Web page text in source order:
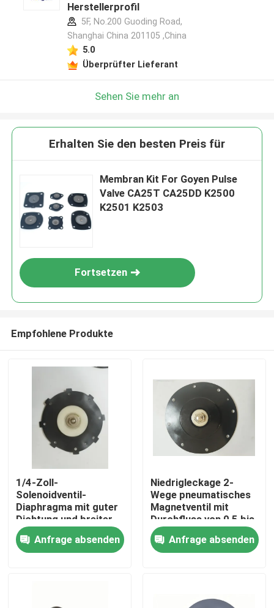
Herstellerprofil
5F, No.200 Guoding Road,
Shanghai China 201105 ,China
5.0
Überprüfter Lieferant
Sehen Sie mehr an
Erhalten Sie den besten Preis für
Membran Kit For Goyen Pulse
Valve CA25T CA25DD K2500
K2501 K2503
Fortsetzen
Empfohlene Produkte
1/4-Zoll-
Solenoidventil-
Diaphragma mit guter
Dichtung und breiter
Verbindung
Größenbereich 1/4-
Zoll bis 2-Zoll für
Anfrage absenden
Niedrigleckage 2-
Wege pneumatisches
Magnetventil mit
Durchfluss von 0,5 bis
5 Lmin im
pneumatischen
System
Anfrage absenden